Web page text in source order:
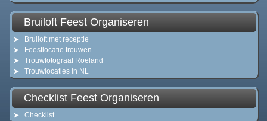
Bruiloft Feest Organiseren
Bruiloft met receptie
Feestlocatie trouwen
Trouwfotograaf Roeland
Trouwlocaties in NL
Checklist Feest Organiseren
Checklist